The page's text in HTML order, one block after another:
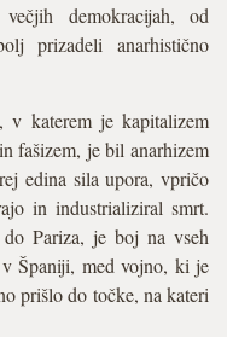
demokracijah, od
prizadeli anarhistično
v katerem je kapitalizem
fašizem, je bil anarhizem
edina sila upora, vpričo
in industrializiral smrt.
Pariza, je boj na vseh
Španiji, med vojno, ki je
prišlo do točke, na kateri